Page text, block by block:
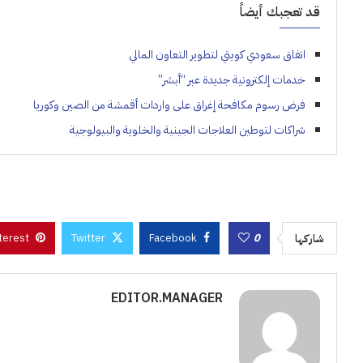
قد تعجبك أيضاً
اتفاق سعودي كويتي لتطوير التعاون المالي
خدمات إلكترونية جديدة عبر “أبشر”
فرض رسوم مكافحة إغراق على واردات أقمشة من الصين وكوريا
شراكات لتوطين العلاجات الجينية والخلوية والبيولوجية
شاركها 0
Facebook
Twitter
EDITOR.MANAGER